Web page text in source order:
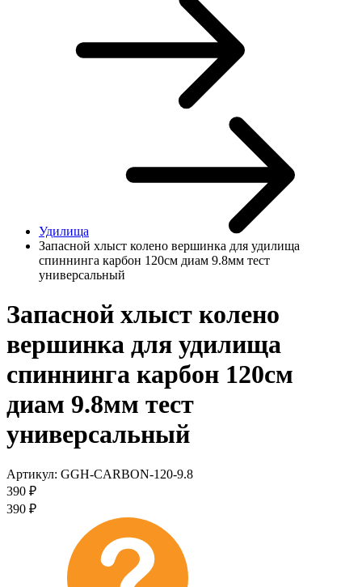
Удилища
Запасной хлыст колено вершинка для удилища
спиннинга карбон 120см диам 9.8мм тест
универсальный
Запасной хлыст колено
вершинка для удилища
спиннинга карбон 120см
диам 9.8мм тест
универсальный
Артикул: GGH-CARBON-120-9.8
390 ₽
390 ₽